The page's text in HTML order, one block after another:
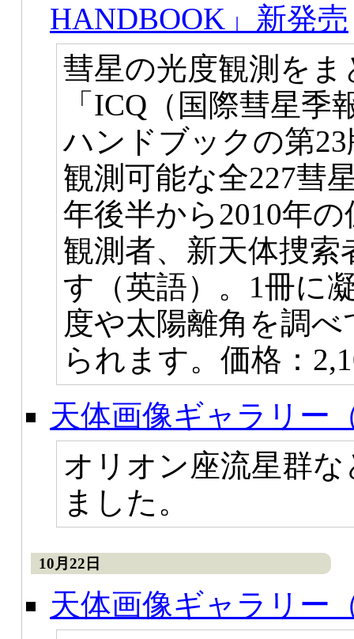
HANDBOOK」新発売
彗星の光度観測を
「ICQ（国際彗星
ハンドブックの第
観測可能な全227彗
年後半から2010年
観測者、新天体捜
す（英語）。1冊に
度や太陽離角を調
られます。価格：
天体画像ギャラリー
オリオン座流星群
ました。
10月22日
天体画像ギャラリー